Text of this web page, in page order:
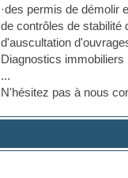
·des permis de démolir
de contrôles de stabilité
d'auscultation
Diagnostics immobiliers
...
N'hésitez pas à nous